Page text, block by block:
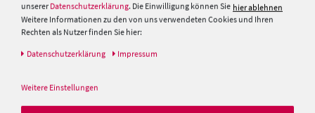
unserer Datenschutzerklärung. Die Einwilligung können Sie hier ablehnen
Weitere Informationen zu den von uns verwendeten Cookies und Ihren
Rechten als Nutzer finden Sie hier:
Daten­schutz­erklärung Impressum
Weitere Einstellungen